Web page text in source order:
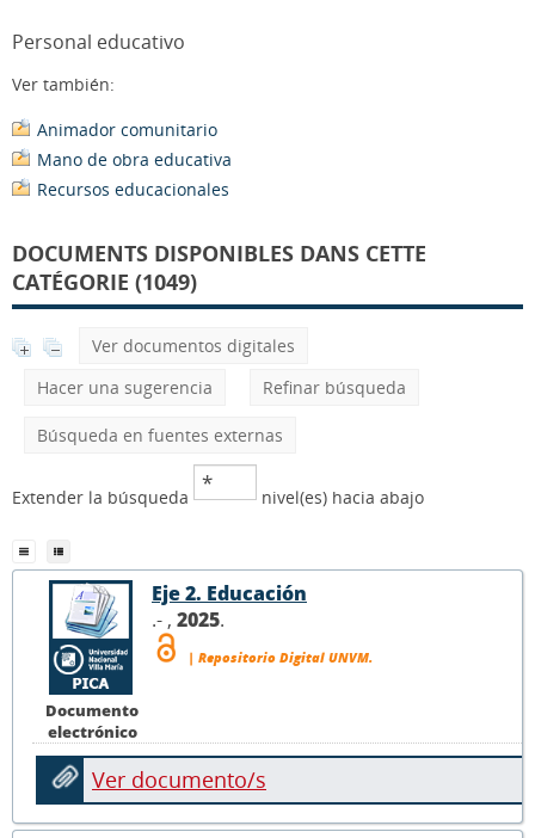
Personal educativo
Ver también:
Animador comunitario
Mano de obra educativa
Recursos educacionales
DOCUMENTS DISPONIBLES DANS CETTE
CATÉGORIE (1049)
Ver documentos digitales
Hacer una sugerencia
Refinar búsqueda
Búsqueda en fuentes externas
Extender la búsqueda nivel(es) hacia abajo
Documento
electrónico
Eje 2. Educación
.- , 2025.
| Repositorio Digital UNVM.
Ver documento/s